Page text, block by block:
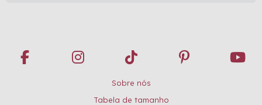
Sobre nós
Tabela de tamanho